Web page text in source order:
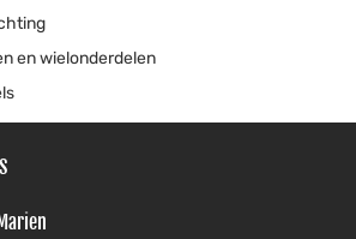
en wielonderdelen